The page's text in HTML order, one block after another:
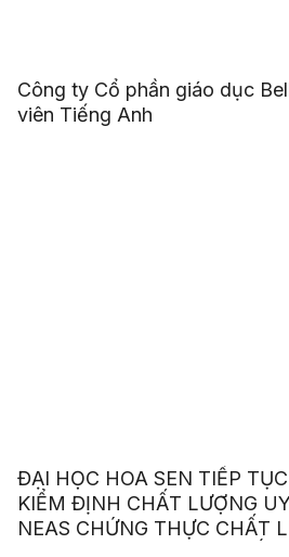
Công ty Cổ phần giáo dục
viên Tiếng Anh
ĐẠI HỌC HOA SEN TIẾP
KIỂM ĐỊNH CHẤT LƯỢNG
NEAS CHỨNG THỰC CHẤT